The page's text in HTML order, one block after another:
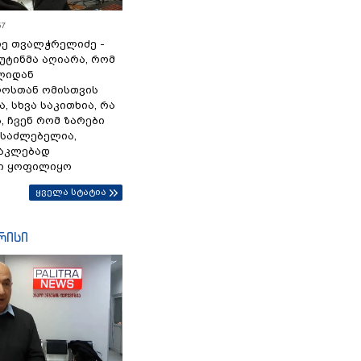
თვალჭრელიძე -
აღიარა, რომ
ომისთვის
სხვა საკითხია, რა
ჩვენ რომ ზარები
ყოფილიყო
ყველა სტატია